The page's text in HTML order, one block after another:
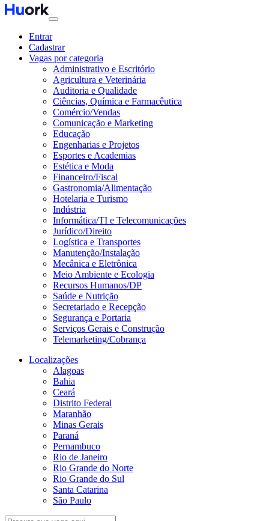
Entrar
Cadastrar
Vagas por categoria
Administrativo e Escritório
Agricultura e Veterinária
Auditoria e Qualidade
Ciências, Química e Farmacêutica
Comércio/Vendas
Comunicação e Marketing
Educação
Engenharias e Projetos
Esportes e Academias
Estética e Moda
Financeiro/Fiscal
Gastronomia/Alimentação
Hotelaria e Turismo
Indústria
Informática/TI e Telecomunicações
Jurídico/Direito
Logística e Transportes
Manutenção/Instalação
Mecânica e Eletrônica
Meio Ambiente e Ecologia
Recursos Humanos/DP
Saúde e Nutrição
Secretariado e Recepção
Segurança e Portaria
Serviços Gerais e Construção
Telemarketing/Cobrança
Localizações
Alagoas
Bahia
Ceará
Distrito Federal
Maranhão
Minas Gerais
Paraná
Pernambuco
Rio de Janeiro
Rio Grande do Norte
Rio Grande do Sul
Santa Catarina
São Paulo